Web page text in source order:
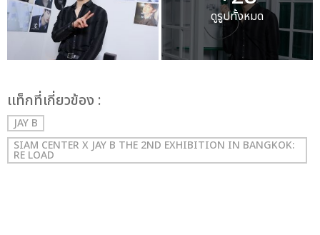
ดูรูปทั้งหมด
เเท็กที่เกี่ยวข้อง :
JAY B
SIAM CENTER X JAY B THE 2ND EXHIBITION IN BANGKOK:
RE LOAD